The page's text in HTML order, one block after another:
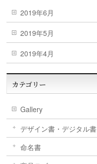
2019年6月
2019年5月
2019年4月
カテゴリー
Gallery
デザイン書・デジタル書
命名書